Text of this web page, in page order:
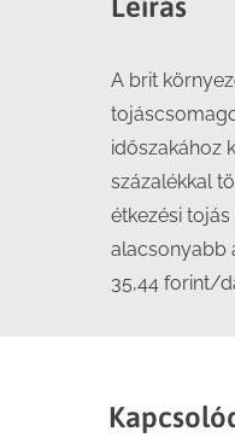
Leírás
A brit
időszakához
százalékkal
étkezési
alacsonyabb
35,44 forint/